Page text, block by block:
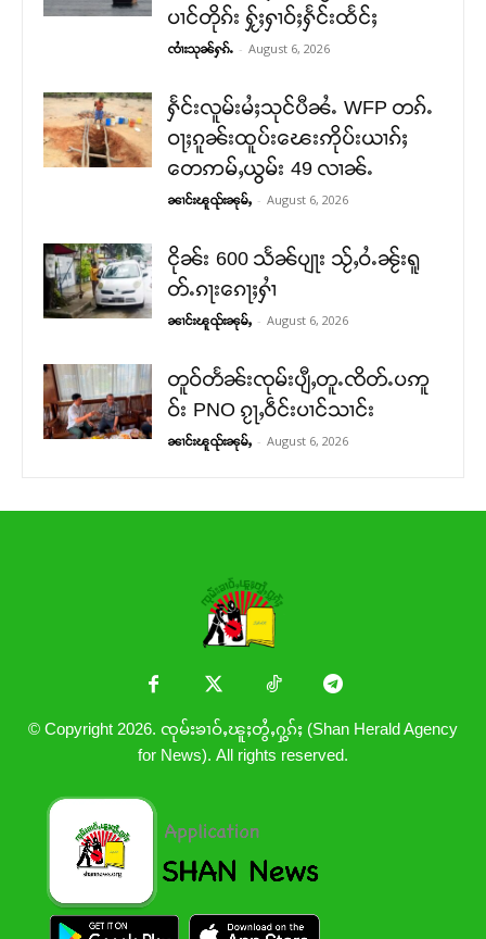
ပၢင်တိုၵ်း ႁႂ်ႈႁၢဝ်ႈႁႅင်းထႅင်ႈ
ၸၢႆးသုၼ်ႁၵ်ႉ - August 6, 2026
ႁႅင်းလူမ်းမႆႈသုင်ပီၼႆႉ WFP တၵ်ႉ
ဝႃႈၵူၼ်းထူပ်းၽေးဢိုပ်းယၢၵ်ႈ
တေဢမ်ႇယွမ်း 49 လၢၼ်ႉ
ၼၢင်းၽူၺ်းၼုမ်ႇ - August 6, 2026
ငိုၼ်း 600 သႅၼ်ပျႃး သႂ်ႇဝႆႉၼႂ်းရူ
တ်ႉၵႃးၵေႃႈႁၢႆ
ၼၢင်းၽူၺ်းၼုမ်ႇ - August 6, 2026
တူဝ်တႅၼ်းၸုမ်းပျီႇတူႉၸိတ်ႉပဢူ
ဝ်း PNO ၵႂႃႇဝဵင်းပၢင်သၢင်း
ၼၢင်းၽူၺ်းၼုမ်ႇ - August 6, 2026
© Copyright 2026. ၸုမ်းၶၢဝ်ႇၽူႈတွႆႇႁွၵ်ႈ (Shan Herald Agency
for News). All rights reserved.